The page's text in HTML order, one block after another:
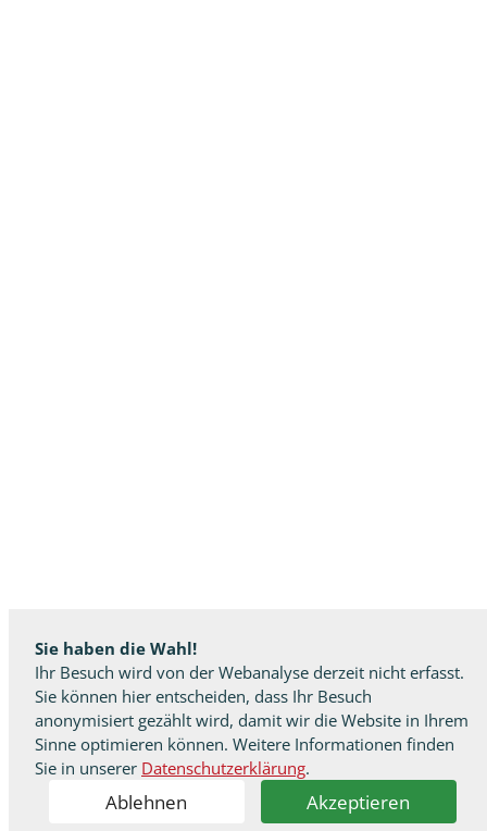
Sie haben die Wahl!
Ihr Besuch wird von der Webanalyse derzeit nicht erfasst.
Sie können hier entscheiden, dass Ihr Besuch
anonymisiert gezählt wird, damit wir die Website in Ihrem
Sinne optimieren können. Weitere Informationen finden
Sie in unserer Datenschutzerklärung.
Ablehnen Akzeptieren